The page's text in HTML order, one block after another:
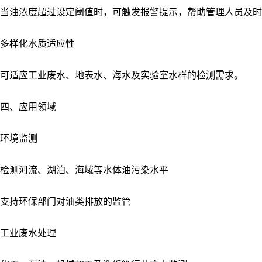
当油浓度超过设定阈值时，可触发报警提示，帮助管理人员及
多样化水质适应性
可适应工业废水、地表水、海水及实验室水样的检测需求。
四、应用领域
环境监测
检测河流、湖泊、海域等水体油污染水平
支持环保部门对油类排放的监管
工业废水处理